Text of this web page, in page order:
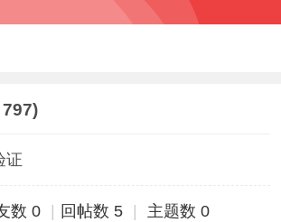
证
数 0 回帖数 5 主题数 0